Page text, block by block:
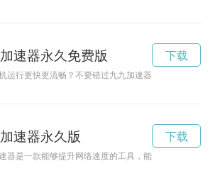
速器永久免费版
运行更快更流畅？不要错过九九加速器免费版下载！
下载
速器永久版
器是一款能够提升网络速度的工具，能够让用户在浏
下载